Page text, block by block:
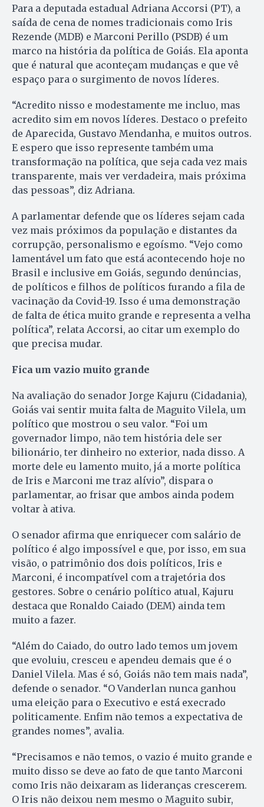
Para a deputada estadual Adriana Accorsi (PT), a
saída de cena de nomes tradicionais como Iris
Rezende (MDB) e Marconi Perillo (PSDB) é um
marco na história da política de Goiás. Ela aponta
que é natural que aconteçam mudanças e que vê
espaço para o surgimento de novos líderes.
“Acredito nisso e modestamente me incluo, mas
acredito sim em novos líderes. Destaco o prefeito
de Aparecida, Gustavo Mendanha, e muitos outros.
E espero que isso represente também uma
transformação na política, que seja cada vez mais
transparente, mais ver verdadeira, mais próxima
das pessoas”, diz Adriana.
A parlamentar defende que os líderes sejam cada
vez mais próximos da população e distantes da
corrupção, personalismo e egoísmo. “Vejo como
lamentável um fato que está acontecendo hoje no
Brasil e inclusive em Goiás, segundo denúncias,
de políticos e filhos de políticos furando a fila de
vacinação da Covid-19. Isso é uma demonstração
de falta de ética muito grande e representa a velha
política”, relata Accorsi, ao citar um exemplo do
que precisa mudar.
Fica um vazio muito grande
Na avaliação do senador Jorge Kajuru (Cidadania),
Goiás vai sentir muita falta de Maguito Vilela, um
político que mostrou o seu valor. “Foi um
governador limpo, não tem história dele ser
bilionário, ter dinheiro no exterior, nada disso. A
morte dele eu lamento muito, já a morte política
de Iris e Marconi me traz alívio”, dispara o
parlamentar, ao frisar que ambos ainda podem
voltar à ativa.
O senador afirma que enriquecer com salário de
político é algo impossível e que, por isso, em sua
visão, o patrimônio dos dois políticos, Iris e
Marconi, é incompatível com a trajetória dos
gestores. Sobre o cenário político atual, Kajuru
destaca que Ronaldo Caiado (DEM) ainda tem
muito a fazer.
“Além do Caiado, do outro lado temos um jovem
que evoluiu, cresceu e apendeu demais que é o
Daniel Vilela. Mas é só, Goiás não tem mais nada”,
defende o senador. “O Vanderlan nunca ganhou
uma eleição para o Executivo e está execrado
politicamente. Enfim não temos a expectativa de
grandes nomes”, avalia.
“Precisamos e não temos, o vazio é muito grande e
muito disso se deve ao fato de que tanto Marconi
como Iris não deixaram as lideranças crescerem.
O Iris não deixou nem mesmo o Maguito subir,